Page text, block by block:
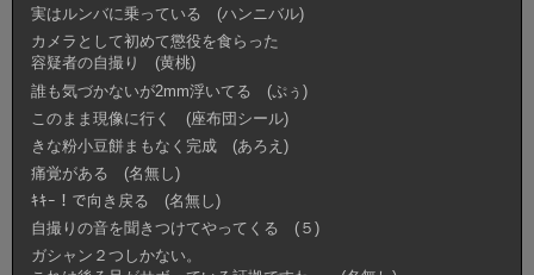
実はルンバに乗っている (ハンニバル)
カメラとして初めて懲役を食らった
容疑者の自撮り (黄桃)
誰も気づかないが2mm浮いてる (ぷぅ)
このまま現像に行く (座布団シール)
きな粉小豆餅まもなく完成 (あろえ)
痛覚がある (名無し)
ｷｷｰ！で向き戻る (名無し)
自撮りの音を聞きつけてやってくる (５)
ガシャン２つしかない。